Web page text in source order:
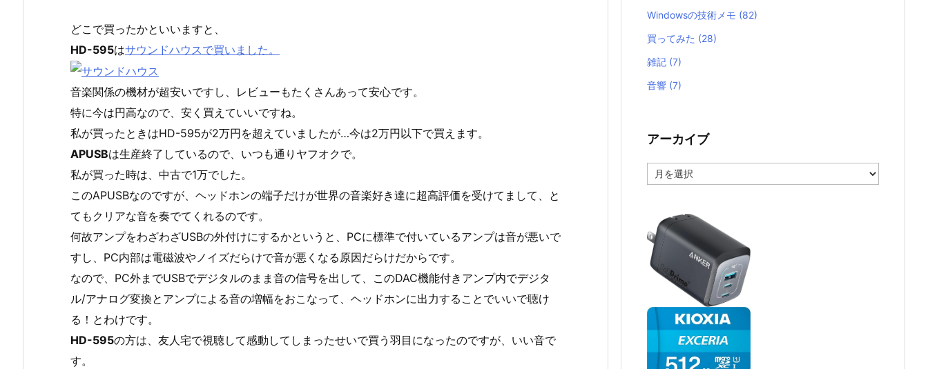
どこで買ったかといいますと、
HD-595はサウンドハウスで買いました。
音楽関係の機材が超安いですし、レビューもたくさんあって安心です。
特に今は円高なので、安く買えていいですね。
私が買ったときはHD-595が2万円を超えていましたが…今は2万円以下で買えます。
APUSBは生産終了しているので、いつも通りヤフオクで。
私が買った時は、中古で1万でした。
このAPUSBなのですが、ヘッドホンの端子だけが世界の音楽好き達に超高評価を受けてまして、と
てもクリアな音を奏でてくれるのです。
何故アンプをわざわざUSBの外付けにするかというと、PCに標準で付いているアンプは音が悪いで
すし、PC内部は電磁波やノイズだらけで音が悪くなる原因だらけだからです。
なので、PC外までUSBでデジタルのまま音の信号を出して、このDAC機能付きアンプ内でデジタ
ル/アナログ変換とアンプによる音の増幅をおこなって、ヘッドホンに出力することでいいで聴け
る！とわけです。
HD-595の方は、友人宅で視聴して感動してしまったせいで買う羽目になったのですが、いい音で
す。
Windowsの技術メモ (82)
買ってみた (28)
雑記 (7)
音響 (7)
アーカイブ
ー